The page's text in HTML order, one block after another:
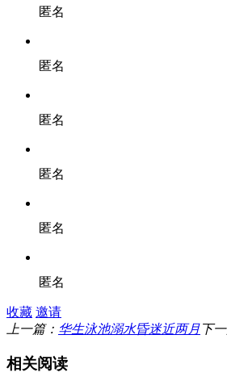
匿名
匿名
匿名
匿名
匿名
匿名
收藏 邀请
上一篇： 华生泳池溺水昏迷近两月下
相关阅读